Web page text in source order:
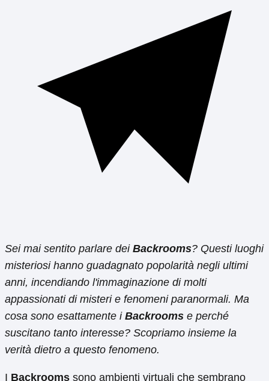
Sei mai sentito parlare dei Backrooms? Questi luoghi
misteriosi hanno guadagnato popolarità negli ultimi
anni, incendiando l'immaginazione di molti
appassionati di misteri e fenomeni paranormali. Ma
cosa sono esattamente i Backrooms e perché
suscitano tanto interesse? Scopriamo insieme la
verità dietro a questo fenomeno.
I Backrooms sono ambienti virtuali che sembrano